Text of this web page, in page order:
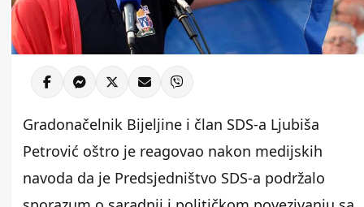
Gradonačelnik Bijeljine i član SDS-a Ljubiša
Petrović oštro je reagovao nakon medijskih
navoda da je Predsjedništvo SDS-a podržalo